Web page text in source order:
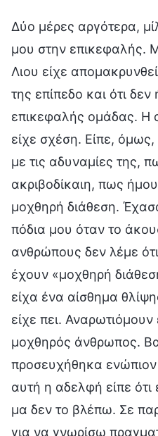
Δύο μέρες αργότερα,
μου στην επικεφαλής.
Λιου είχε
της επίπεδο και ότι δεν
επικεφαλής ομάδας. Η
είχε σχέση. Είπε,
με τις αδυναμίες της,
ακριβοδίκαιη, πως
μοχθηρή διάθεση.
πόδια μου όταν το
ανθρώπους δεν λέμε ότι
έχουν «μοχθηρή
είχα ένα αίσθημα
είχε πει.
μοχθηρός άνθρωπος.
προσευχήθηκα
αυτή η αδελφή είπε
μα δεν το βλέπω. Σε
για να γνωρίσω